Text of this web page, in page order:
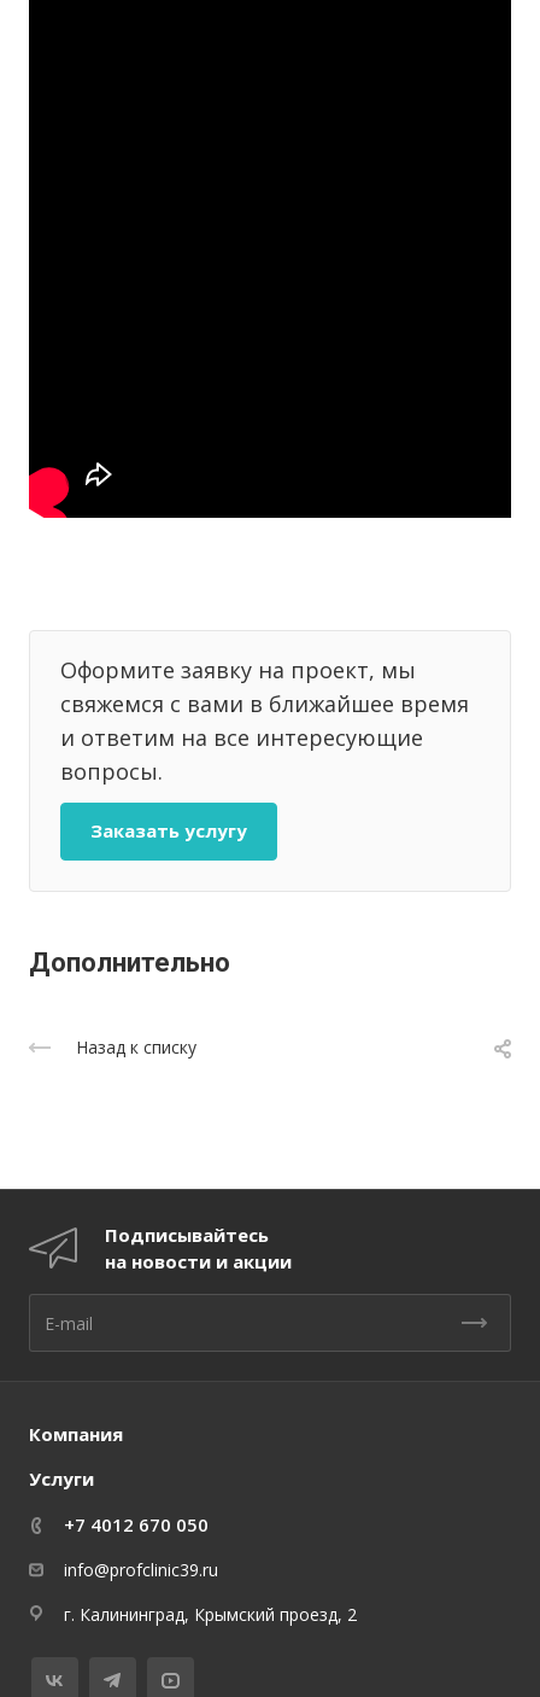
Оформите заявку на проект, мы
свяжемся с вами в ближайшее время
и ответим на все интересующие
вопросы.
Заказать услугу
Дополнительно
Назад к списку
Подписывайтесь
на новости и акции
Компания
Услуги
+7 4012 670 050
info@profclinic39.ru
г. Калининград, Крымский проезд, 2